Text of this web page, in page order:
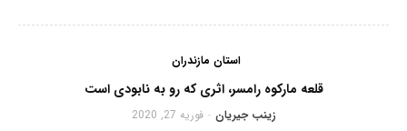
استان مازندران
قلعه مارکوه رامسر، اثری که رو به نابودی است
زینب جیریان - فوریه 27, 2020